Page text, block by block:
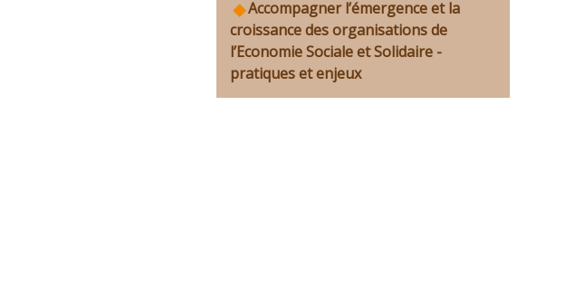
Accompagner l’émergence et la
croissance des organisations de
l’Economie Sociale et Solidaire -
pratiques et enjeux